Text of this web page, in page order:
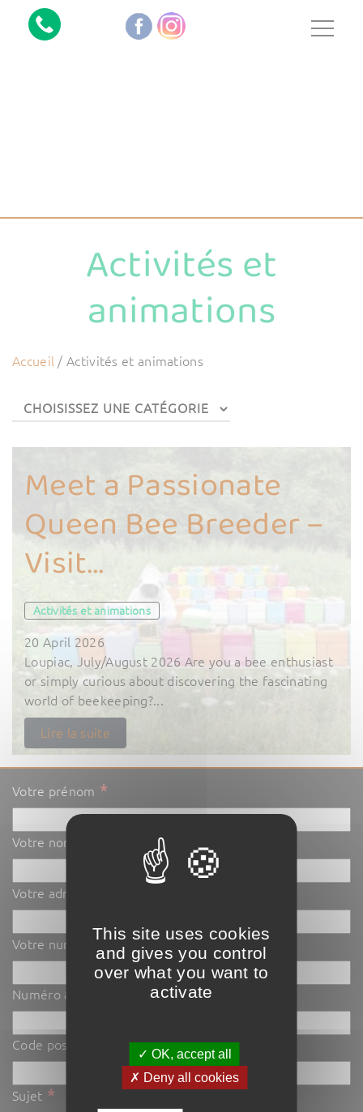
Activités et
animations
Accueil /Activités et animations
Meet a Passionate
Queen Bee Breeder –
Visit...
Activités et animations
20 April 2026
Loupiac, July/August 2026 Are you a bee enthusiast
or simply curious about discovering the fascinating
world of beekeeping?...
Lire la suite
Votre prénom *
Votre nom
Votre adresse email
Votre numéro de téléphone *
Numéro & Nom de la Rue
Code postal et Ville
Sujet *
This site uses cookies
and gives you control
over what you want to
activate
✓ OK, accept all
✗ Deny all cookies